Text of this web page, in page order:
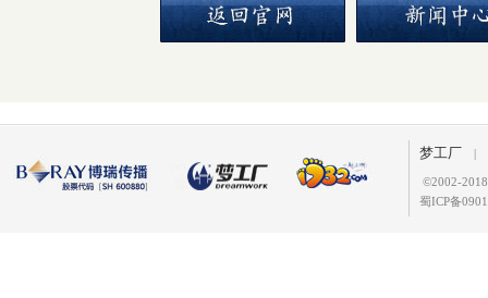
梦工厂 |
©2002-
蜀ICP备